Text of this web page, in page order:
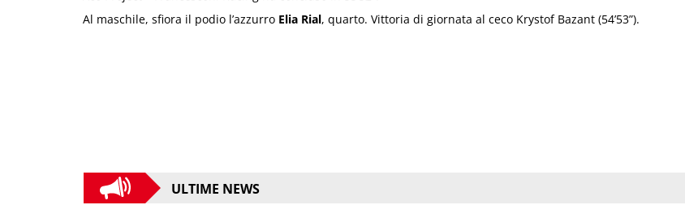
Al maschile, sfiora il podio l’azzurro Elia Rial, quarto. Vittoria di giornata al ceco Krystof Bazant (54’53”).
ULTIME NEWS